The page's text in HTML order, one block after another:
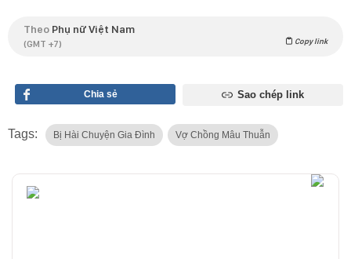
Theo Phụ nữ Việt Nam
(GMT +7) Copy link
Chia sẻ Sao chép link
Tags: Bị Hài Chuyện Gia Đình Vợ Chồng Mâu Thuẫn